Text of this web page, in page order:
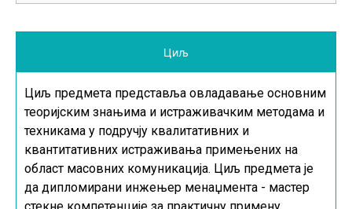
Циљ
Циљ предмета представља овладавање основним
теоријским знањима и истраживачким методама и
техникама у подручју квалитативних и
квантитативних истраживања примењених на
област масовних комуникација. Циљ предмета је
да дипломирани инжењер менаџмента - мастер